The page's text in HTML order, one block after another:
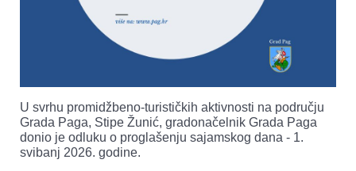
U svrhu promidžbeno-turističkih aktivnosti na području
Grada Paga, Stipe Žunić, gradonačelnik Grada Paga
donio je odluku o proglašenju sajamskog dana - 1.
svibanj 2026. godine.